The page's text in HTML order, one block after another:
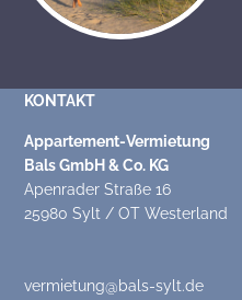
KONTAKT
Appartement-Vermietung
Bals GmbH & Co. KG
Apenrader Straße 16
25980 Sylt / OT Westerland
vermietung@bals-sylt.de